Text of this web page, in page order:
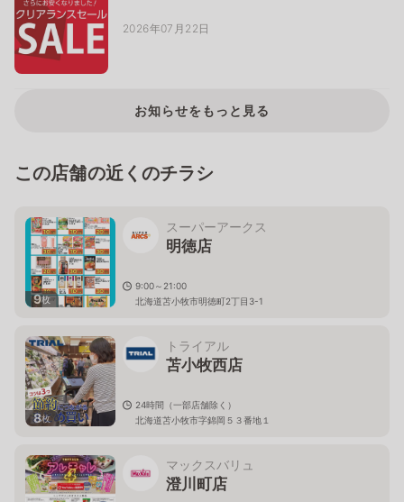
2026年07月22日
お知らせをもっと見る
この店舗の近くのチラシ
9枚
スーパーアークス
明徳店
9:00～21:00
北海道苫小牧市明徳町2丁目3-1
8枚
トライアル
苫小牧西店
24時間（一部店舗除く）
北海道苫小牧市字錦岡５３番地１
マックスバリュ
澄川町店